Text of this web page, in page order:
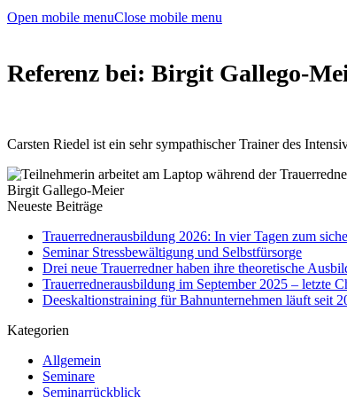
Open mobile menuClose mobile menu
Referenz bei: Birgit Gallego-
Carsten Riedel ist ein sehr sympathischer Trainer des
Birgit Gallego-Meier
Neueste Beiträge
Trauerrednerausbildung 2026: In vier Tagen zum
Seminar Stressbewältigung und Selbstfürsorge
Drei neue Trauerredner haben ihre theoretische
Trauerrednerausbildung im September 2025 – letzte
Deeskaltionstraining für Bahnunternehmen läuft seit
Kategorien
Allgemein
Seminare
Seminarrückblick